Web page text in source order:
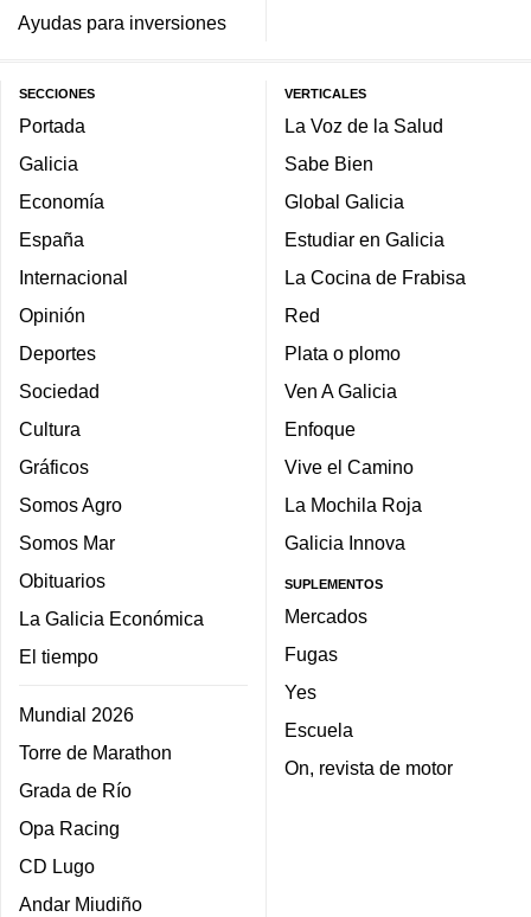
Ayudas para inversiones
SECCIONES
Portada
Galicia
Economía
España
Internacional
Opinión
Deportes
Sociedad
Cultura
Gráficos
Somos Agro
Somos Mar
Obituarios
La Galicia Económica
El tiempo
Mundial 2026
Torre de Marathon
Grada de Río
Opa Racing
CD Lugo
Andar Miudiño
VERTICALES
La Voz de la Salud
Sabe Bien
Global Galicia
Estudiar en Galicia
La Cocina de Frabisa
Red
Plata o plomo
Ven A Galicia
Enfoque
Vive el Camino
La Mochila Roja
Galicia Innova
SUPLEMENTOS
Mercados
Fugas
Yes
Escuela
On, revista de motor